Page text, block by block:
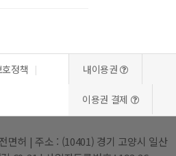
정책 내이용권
이용권 결제
면허 | 주소 : (10401) 경기 고양시 일산